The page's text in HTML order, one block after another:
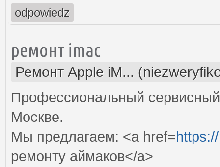
odpowiedz
ремонт imac
Ремонт Apple iM...
Профессиональный
Москве.
Мы предлагаем: <a href=
ремонту аймаков</a>